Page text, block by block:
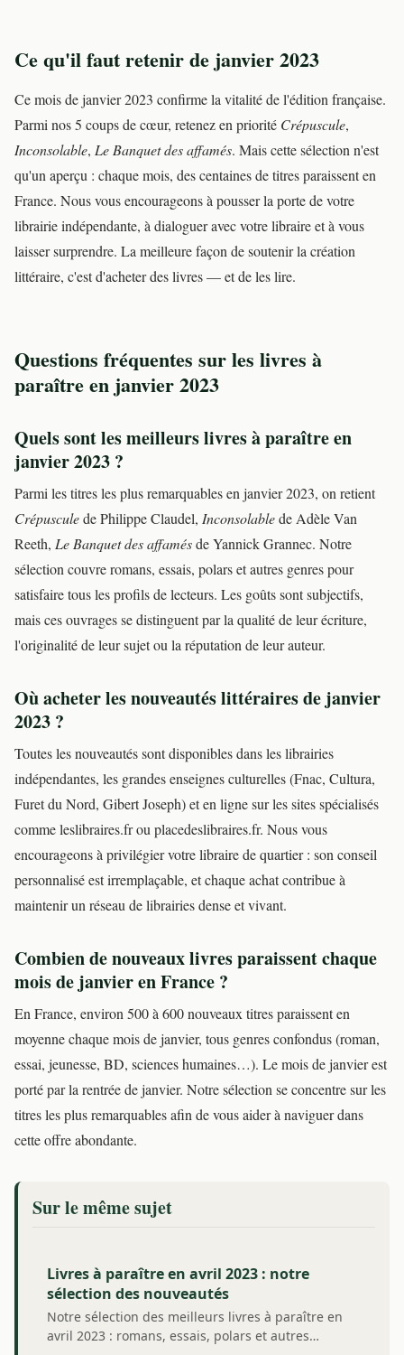
Ce qu'il faut retenir de janvier 2023
Ce mois de janvier 2023 confirme la vitalité de l'édition française.
Parmi nos 5 coups de cœur, retenez en priorité Crépuscule,
Inconsolable, Le Banquet des affamés. Mais cette sélection n'est
qu'un aperçu : chaque mois, des centaines de titres paraissent en
France. Nous vous encourageons à pousser la porte de votre
librairie indépendante, à dialoguer avec votre libraire et à vous
laisser surprendre. La meilleure façon de soutenir la création
littéraire, c'est d'acheter des livres — et de les lire.
Questions fréquentes sur les livres à
paraître en janvier 2023
Quels sont les meilleurs livres à paraître en
janvier 2023 ?
Parmi les titres les plus remarquables en janvier 2023, on retient
Crépusculede Philippe Claudel, Inconsolablede Adèle Van
Reeth, Le Banquet des affamésde Yannick Grannec. Notre
sélection couvre romans, essais, polars et autres genres pour
satisfaire tous les profils de lecteurs. Les goûts sont subjectifs,
mais ces ouvrages se distinguent par la qualité de leur écriture,
l'originalité de leur sujet ou la réputation de leur auteur.
Où acheter les nouveautés littéraires de janvier
2023 ?
Toutes les nouveautés sont disponibles dans les librairies
indépendantes, les grandes enseignes culturelles (Fnac, Cultura,
Furet du Nord, Gibert Joseph) et en ligne sur les sites spécialisés
comme leslibraires.fr ou placedeslibraires.fr. Nous vous
encourageons à privilégier votre libraire de quartier : son conseil
personnalisé est irremplaçable, et chaque achat contribue à
maintenir un réseau de librairies dense et vivant.
Combien de nouveaux livres paraissent chaque
mois de janvier en France ?
En France, environ 500 à 600 nouveaux titres paraissent en
moyenne chaque mois de janvier, tous genres confondus (roman,
essai, jeunesse, BD, sciences humaines…). Le mois de janvier est
porté par la rentrée de janvier. Notre sélection se concentre sur les
titres les plus remarquables afin de vous aider à naviguer dans
cette offre abondante.
Sur le même sujet
Livres à paraître en avril 2023 : notre
sélection des nouveautés
Notre sélection des meilleurs livres à paraître en
avril 2023 : romans, essais, polars et autres…